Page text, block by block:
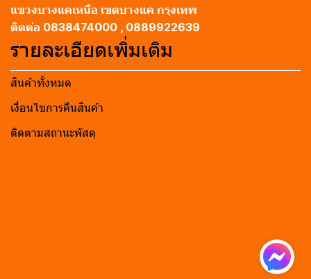
แขวงบางแคเหนือ เขตบางแค กรุงเทพ
ติดต่อ 0838474000 , 0889922639
รายละเอียดเพิ่มเติม
สินค้าทั้งหมด
เงื่อนไขการคืนสินค้า
ติดตามสถานะพัสดุ